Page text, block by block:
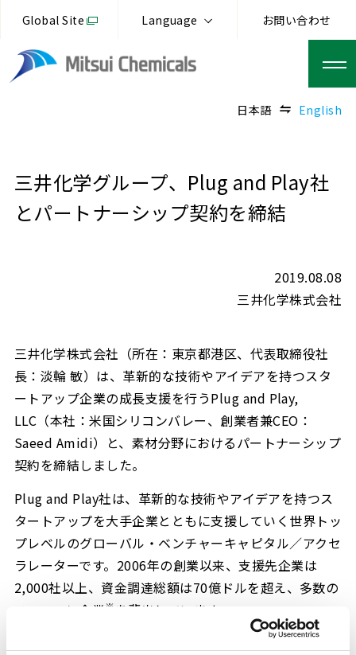
Global Site Language お問い合わせ
日本語 English
三井化学グループ、Plug and Play社
とパートナーシップ契約を締結
2019.08.08
三井化学株式会社
三井化学株式会社（所在：東京都港区、代表取締役社
長：淡輪 敏）は、革新的な技術やアイデアを持つスタ
ートアップ企業の成長支援を行うPlug and Play,
LLC（本社：米国シリコンバレー、創業者兼CEO：
Saeed Amidi）と、素材分野におけるパートナーシップ
契約を締結しました。
Plug and Play社は、革新的な技術やアイデアを持つス
タートアップを大手企業とともに支援していく世界トッ
プレベルのグローバル・ベンチャーキャピタル／アクセ
ラレーターです。2006年の創業以来、支援先企業は
2,000社以上、資金調達総額は70億ドルを超え、多数の
ユニコーン企業※ を輩出しています。
当社は、長期経営計画の基本戦略の一つとして「イノベ